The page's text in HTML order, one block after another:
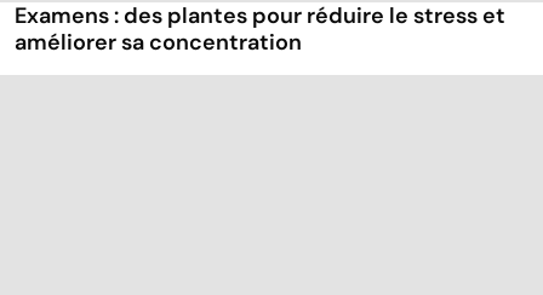
Examens : des plantes pour réduire le stress et
améliorer sa concentration